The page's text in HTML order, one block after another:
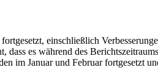
einschließlich
es während des
im Januar und Februar fortgesetzt